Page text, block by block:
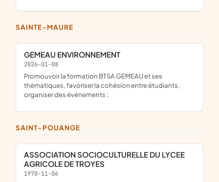
SAINTE-MAURE
GEMEAU ENVIRONNEMENT
2026-01-08
promouvoir la formation BTSA GEMEAU et ses
thématiques, favoriser la cohésion entre étudiants,
organiser des événements ;
SAINT-POUANGE
ASSOCIATION SOCIOCULTURELLE DU LYCEE
AGRICOLE DE TROYES
1970-11-06